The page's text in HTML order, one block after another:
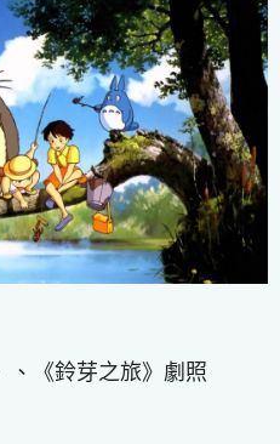
、《鈴芽之旅》劇照